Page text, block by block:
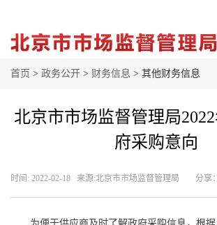
首页 > 政务公开 > 财务信息 > 其他财务信息
北京市市场监督管理局
府采购意向
时间: 2022-02-18 来源: ​北京市市场监督管理局 分享：